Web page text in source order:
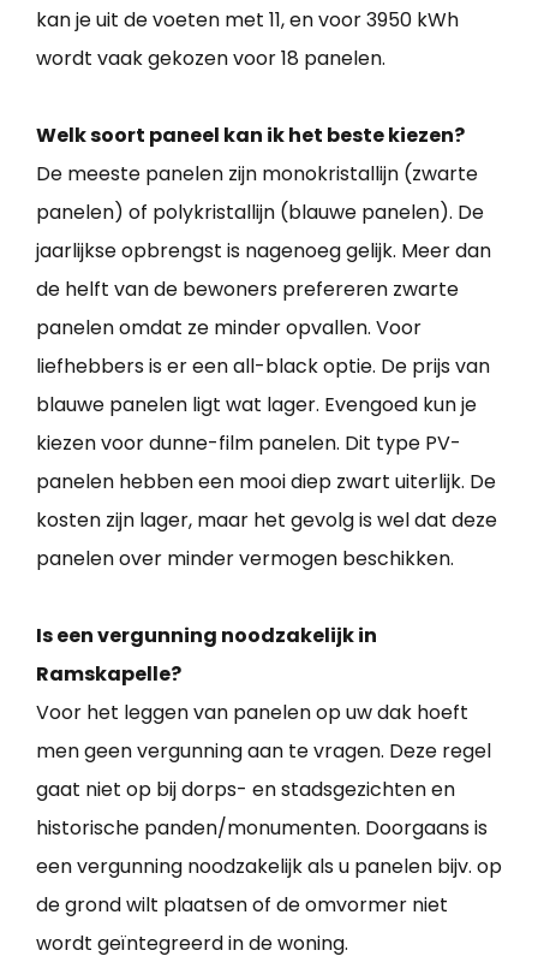
kan je uit de voeten met 11, en voor 3950 kWh
wordt vaak gekozen voor 18 panelen.
Welk soort paneel kan ik het beste kiezen?
De meeste panelen zijn monokristallijn (zwarte
panelen) of polykristallijn (blauwe panelen). De
jaarlijkse opbrengst is nagenoeg gelijk. Meer dan
de helft van de bewoners prefereren zwarte
panelen omdat ze minder opvallen. Voor
liefhebbers is er een all-black optie. De prijs van
blauwe panelen ligt wat lager. Evengoed kun je
kiezen voor dunne-film panelen. Dit type PV-
panelen hebben een mooi diep zwart uiterlijk. De
kosten zijn lager, maar het gevolg is wel dat deze
panelen over minder vermogen beschikken.
Is een vergunning noodzakelijk in
Ramskapelle?
Voor het leggen van panelen op uw dak hoeft
men geen vergunning aan te vragen. Deze regel
gaat niet op bij dorps- en stadsgezichten en
historische panden/monumenten. Doorgaans is
een vergunning noodzakelijk als u panelen bijv. op
de grond wilt plaatsen of de omvormer niet
wordt geïntegreerd in de woning.